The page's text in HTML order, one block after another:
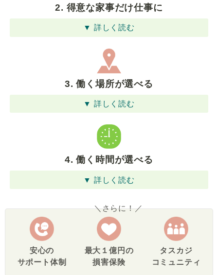
2. 得意な家事だけ仕事に
▼ 詳しく読む
3. 働く場所が選べる
▼ 詳しく読む
4. 働く時間が選べる
▼ 詳しく読む
＼さらに！／
安心の
サポート体制
最大１億円の
損害保険
タスカジ
コミュニティ